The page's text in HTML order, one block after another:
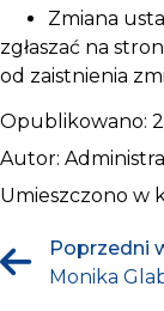
Zmiana
zgłaszać na
od zaistnienia
Opublikowano:
Autor:
Umieszczono w
Poprzedni